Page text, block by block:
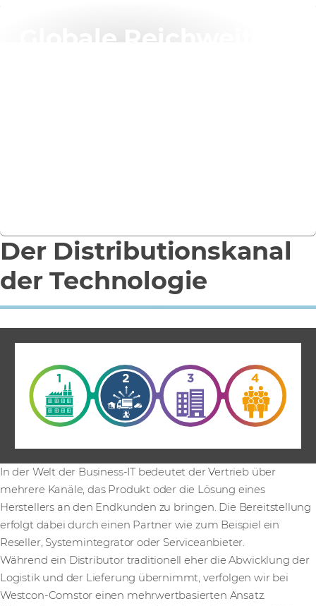
Globale Reichweite,
Der Distributionskanal
der Technologie
In der Welt der Business-IT bedeutet der Vertrieb über
mehrere Kanäle, das Produkt oder die Lösung eines
Herstellers an den Endkunden zu bringen. Die Bereitstellung
erfolgt dabei durch einen Partner wie zum Beispiel ein
Reseller, Systemintegrator oder Serviceanbieter.
Während ein Distributor traditionell eher die Abwicklung der
Logistik und der Lieferung übernimmt, verfolgen wir bei
Westcon-Comstor einen mehrwertbasierten Ansatz.